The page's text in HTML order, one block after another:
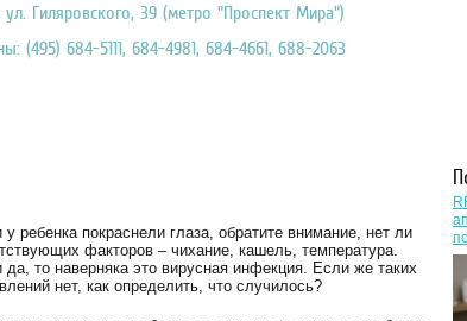
Гиляровского, 39 (метро "Проспект Мира")
(495) 684-5111, 684-4981, 684-4661, 688-2063
у ребенка покраснели глаза, обратите внимание, нет ли
факторов – чихание, кашель, температура.
да, то наверняка это вирусная инфекция. Если же таких
нет, как определить, что случилось?